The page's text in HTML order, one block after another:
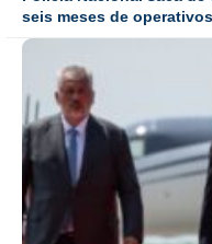
seis meses de